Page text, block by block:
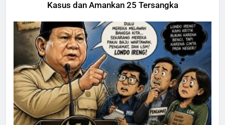
Kasus dan Amankan 25 Tersangka